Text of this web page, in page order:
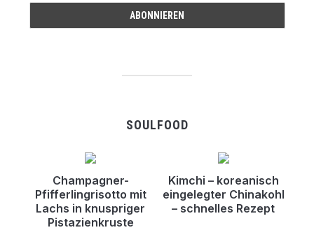
SOULFOOD
Champagner-
Pfifferlingrisotto mit
Lachs in knuspriger
Pistazienkruste
Kimchi – koreanisch
eingelegter Chinakohl
– schnelles Rezept